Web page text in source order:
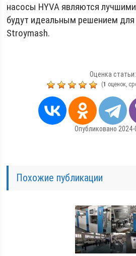
насосы HYVA являются
будут идеальным решением для
Stroymash.
Оценка статьи:
(1 оценок,
Опубликовано 2024-
Похожие публикации